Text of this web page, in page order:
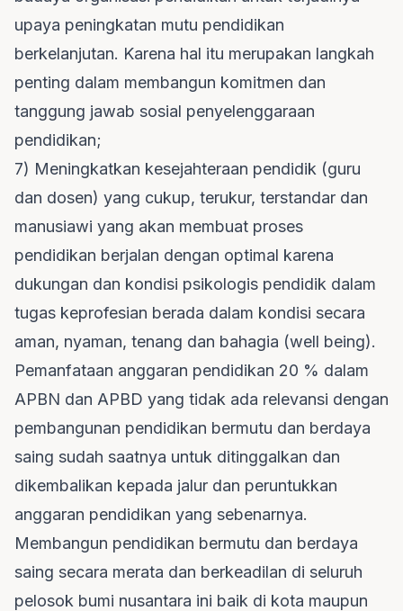
upaya peningkatan mutu pendidikan
berkelanjutan. Karena hal itu merupakan langkah
penting dalam membangun komitmen dan
tanggung jawab sosial penyelenggaraan
pendidikan;
7) Meningkatkan kesejahteraan pendidik (guru
dan dosen) yang cukup, terukur, terstandar dan
manusiawi yang akan membuat proses
pendidikan berjalan dengan optimal karena
dukungan dan kondisi psikologis pendidik dalam
tugas keprofesian berada dalam kondisi secara
aman, nyaman, tenang dan bahagia (well being).
Pemanfataan anggaran pendidikan 20 % dalam
APBN dan APBD yang tidak ada relevansi dengan
pembangunan pendidikan bermutu dan berdaya
saing sudah saatnya untuk ditinggalkan dan
dikembalikan kepada jalur dan peruntukkan
anggaran pendidikan yang sebenarnya.
Membangun pendidikan bermutu dan berdaya
saing secara merata dan berkeadilan di seluruh
pelosok bumi nusantara ini baik di kota maupun